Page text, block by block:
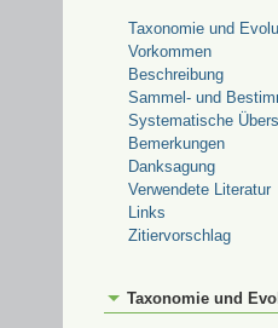
Taxonomie und
Vorkommen
Beschreibung
Sammel- und
Systematische
Bemerkungen
Danksagung
Verwendete Literatur
Links
Zitiervorschlag
Taxonomie und